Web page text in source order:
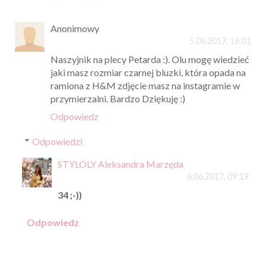
Anonimowy
5.06.2017, 16:01
Naszyjnik na plecy Petarda :). Olu mogę wiedzieć
jaki masz rozmiar czarnej bluzki, która opada na
ramiona z H&M zdjęcie masz na instagramie w
przymierzalni. Bardzo Dziękuję :)
Odpowiedz
Odpowiedzi
STYLOLY Aleksandra Marzęda
6.06.2017, 09:19
34 ;-))
Odpowiedz